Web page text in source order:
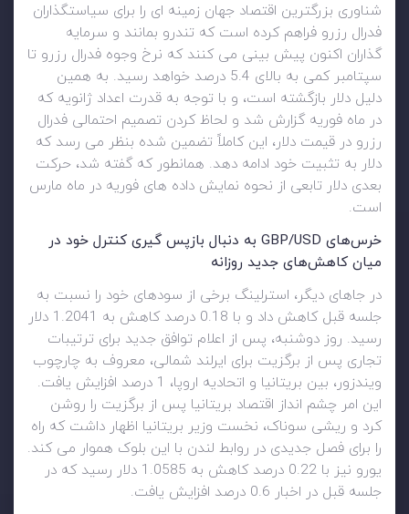
شناوری بزرگترین اقتصاد جهان زمینه ای را برای سیاستگذاران
فدرال رزرو فراهم کرده است که تندرو بمانند و سرمایه
گذاران اکنون پیش بینی می کنند که نرخ وجوه فدرال رزرو تا
سپتامبر کمی به بالای 5.4 درصد خواهد رسید. به همین
دلیل دلار بازگشته است، و با توجه به قدرت اعداد ژانویه که
در ماه فوریه گزارش شد و لحاظ کردن تصمیم احتمالی فدرال
رزرو در قیمت دلار، این کاملاً تضمین شده بنظر می رسد که
دلار به تثبیت خود ادامه دهد. همانطور که گفته شد، حرکت
بعدی دلار تابعی از نحوه نمایش داده های فوریه در ماه مارس
است.
خرس‌های GBP/USD به دنبال بازپس گیری کنترل خود در
میان کاهش‌های جدید روزانه
در جاهای دیگر، استرلینگ برخی از سودهای خود را نسبت به
جلسه قبل کاهش داد و با 0.18 درصد کاهش به 1.2041 دلار
رسید. روز دوشنبه، پس از اعلام توافق جدید برای ترتیبات
تجاری پس از برگزیت برای ایرلند شمالی، معروف به چارچوب
ویندزور، بین بریتانیا و اتحادیه اروپا، 1 درصد افزایش یافت.
این امر چشم انداز اقتصاد بریتانیا پس از برگزیت را روشن
کرد و ریشی سوناک، نخست وزیر بریتانیا اظهار داشت که راه
را برای فصل جدیدی در روابط لندن با این بلوک هموار می کند.
یورو نیز با 0.22 درصد کاهش به 1.0585 دلار رسید که در
جلسه قبل در اخبار 0.6 درصد افزایش یافت.